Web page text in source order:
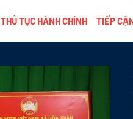
THỦ TỤC HÀNH CHÍNH TIẾP